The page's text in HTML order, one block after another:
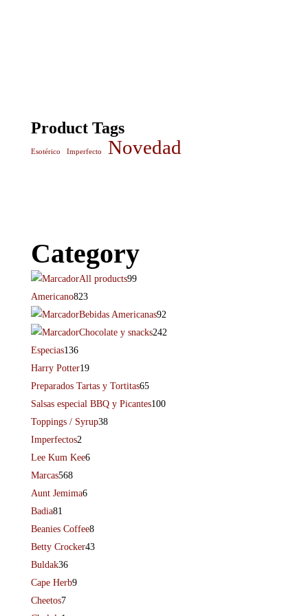
Product Tags
Esotérico Imperfecto Novedad
Category
All products99
Americano823
Bebidas Americanas92
Chocolate y snacks242
Especias136
Harry Potter19
Preparados Tartas y Tortitas65
Salsas especial BBQ y Picantes100
Toppings / Syrup38
Imperfectos2
Lee Kum Kee6
Marcas568
Aunt Jemima6
Badia81
Beanies Coffee8
Betty Crocker43
Buldak36
Cape Herb9
Cheetos7